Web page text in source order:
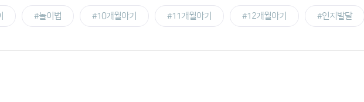
#놀이법 #10개월아기 #11개월아기 #12개월아기 #인지발달